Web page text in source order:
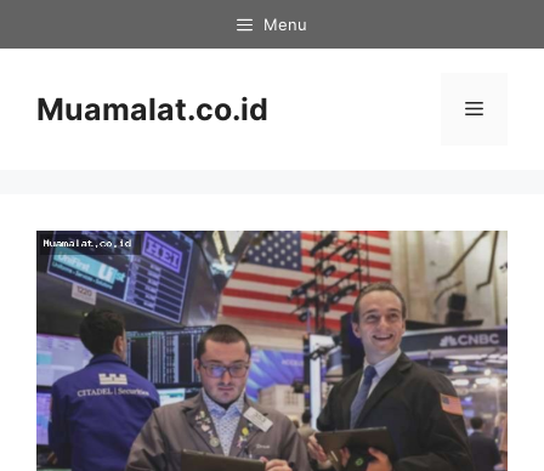
to
Menu
Muamalat.co.id Menu